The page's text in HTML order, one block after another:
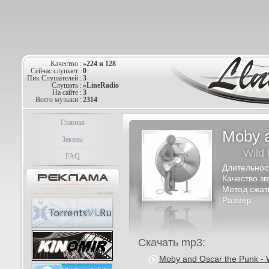
Качество :»224 и 128
Сейчас слушает :0
Пик Слушателей :3
Слушать :»LineRadio
На сайте :3
Всего музыки :2314
Главная
Заказы
FAQ
Moby
Wild
Качество
Метод
Размер:
Скачать mp3:
Moby and Oscar the Punk -